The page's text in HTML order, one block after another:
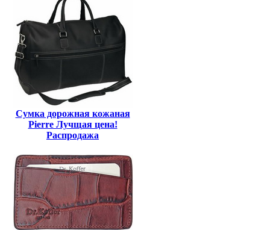
Сумка дорожная кожаная
Pierre Лучщая цена!
Распродажа